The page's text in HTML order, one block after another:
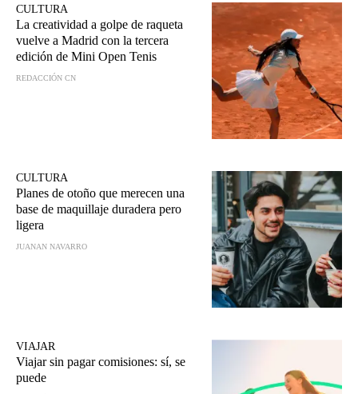
CULTURA
La creatividad a golpe de raqueta
vuelve a Madrid con la tercera
edición de Mini Open Tenis
REDACCIÓN CN
CULTURA
Planes de otoño que merecen una
base de maquillaje duradera pero
ligera
JUANAN NAVARRO
VIAJAR
Viajar sin pagar comisiones: sí, se
puede